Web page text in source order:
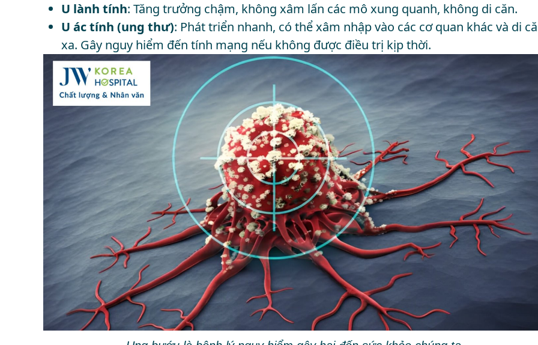
U lành tính: Tăng trưởng chậm, không xâm lấn các mô xung quanh, không di căn.
U ác tính (ung thư): Phát triển nhanh, có thể xâm nhập vào các cơ quan khác và di
xa. Gây nguy hiểm đến tính mạng nếu không được điều trị kịp thời.